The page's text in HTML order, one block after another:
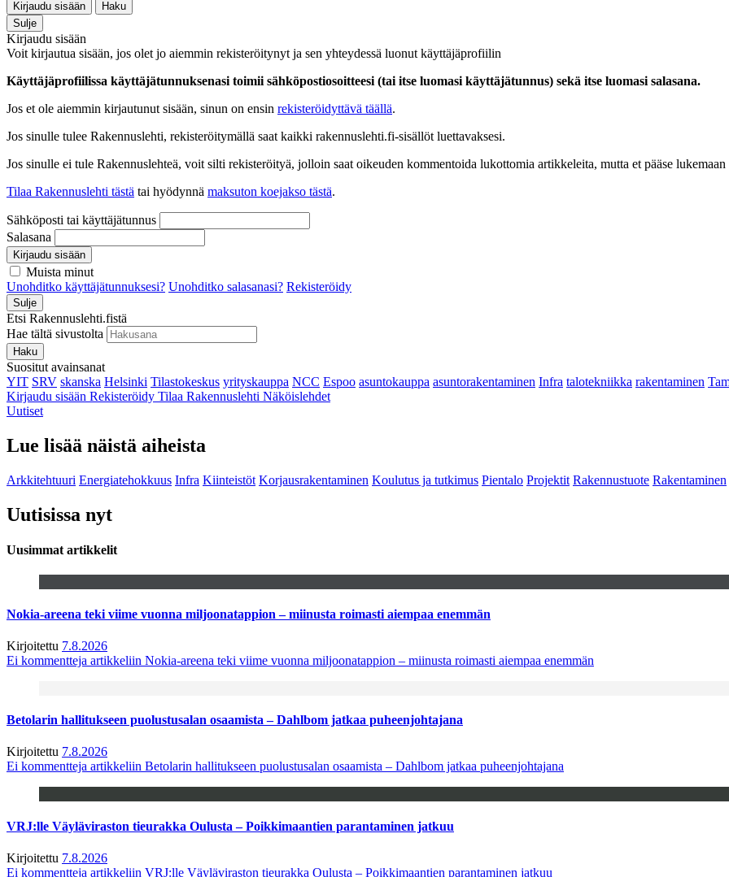
Kirjaudu sisään
Haku
Sulje
Kirjaudu sisään
Voit kirjautua sisään, jos olet jo aiemmin rekisteröitynyt ja sen yhteydessä luonut käyttäjäprofiilin
Käyttäjäprofiilissa käyttäjätunnuksenasi toimii sähköpostiosoitteesi (tai itse luomasi käyttäjätunnus) sekä itse luomasi salasana.
Jos et ole aiemmin kirjautunut sisään, sinun on ensin rekisteröidyttävä täällä.
Jos sinulle tulee Rakennuslehti, rekisteröitymällä saat kaikki rakennuslehti.fi-sisällöt luettavaksesi.
Jos sinulle ei tule Rakennuslehteä, voit silti rekisteröityä, jolloin saat oikeuden kommentoida lukottomia artikkeleita, mutta et pääse
Tilaa Rakennuslehti tästä tai hyödynnä maksuton koejakso tästä.
Sähköposti tai käyttäjätunnus
Salasana
Kirjaudu sisään
Muista minut
Unohditko käyttäjätunnuksesi? Unohditko salasanasi? Rekisteröidy
Sulje
Etsi Rakennuslehti.fistä
Hae tältä sivustolta
Haku
Suositut avainsanat
YIT SRV skanska Helsinki Tilastokeskus yrityskauppa NCC Espoo asuntokauppa asuntorakentaminen Infra talotekniikka rakentaminen
Kirjaudu sisään Rekisteröidy Tilaa Rakennuslehti Näköislehdet
Uutiset
Lue lisää näistä aiheista
Arkkitehtuuri Energiatehokkuus Infra Kiinteistöt Korjausrakentaminen Koulutus ja tutkimus Pientalo Projektit Rakennustuote Rakentaminen
Uutisissa nyt
Uusimmat artikkelit
Nokia-areena teki viime vuonna miljoonatappion – miinusta roimasti aiempaa enemmän
Kirjoitettu 7.8.2026
Ei kommentteja artikkeliin Nokia-areena teki viime vuonna miljoonatappion – miinusta roimasti aiempaa enemmän
Betolarin hallitukseen puolustusalan osaamista – Dahlbom jatkaa puheenjohtajana
Kirjoitettu 7.8.2026
Ei kommentteja artikkeliin Betolarin hallitukseen puolustusalan osaamista – Dahlbom jatkaa puheenjohtajana
VRJ:lle Väyläviraston tieurakka Oulusta – Poikkimaantien parantaminen jatkuu
Kirjoitettu 7.8.2026
Ei kommentteja artikkeliin VRJ:lle Väyläviraston tieurakka Oulusta – Poikkimaantien parantaminen jatkuu